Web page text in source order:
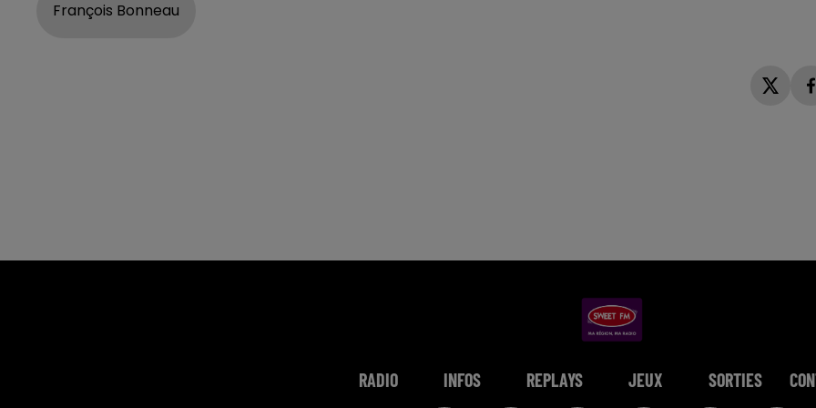
François Bonneau
RADIO INFOS REPLAYS JEUX SORTIES